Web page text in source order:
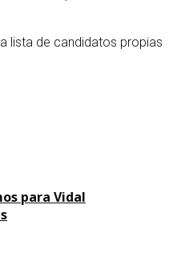
lista de candidatos propias
para Vidal